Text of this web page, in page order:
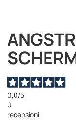
0,0/5
0
recensioni
Vai
all'inizio
della
galleria
immagini